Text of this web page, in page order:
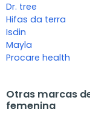
Dr. tree
Hifas da terra
Isdin
Mayla
Procare health
Otras marcas
femenina